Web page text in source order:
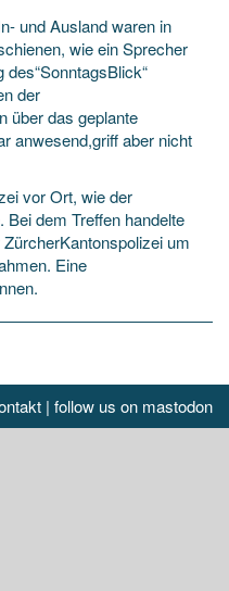
und Ausland waren in
wie ein Sprecher
der
über das geplante
anwesend,griff aber nicht
vor Ort, wie der
Bei dem Treffen handelte
um
Eine
| follow us on mastodon